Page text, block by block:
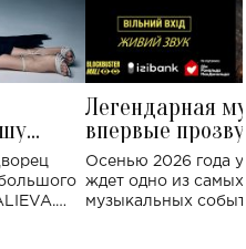
Легендарная
впервые
Украине: где
Осенью 2026 года
ждет одно из
музыкальных